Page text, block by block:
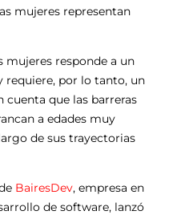
mujeres representan
mujeres responde a un
por lo tanto, un
cuenta que las barreras
a edades muy
de sus trayectorias
BairesDev, empresa en
de software, lanzó